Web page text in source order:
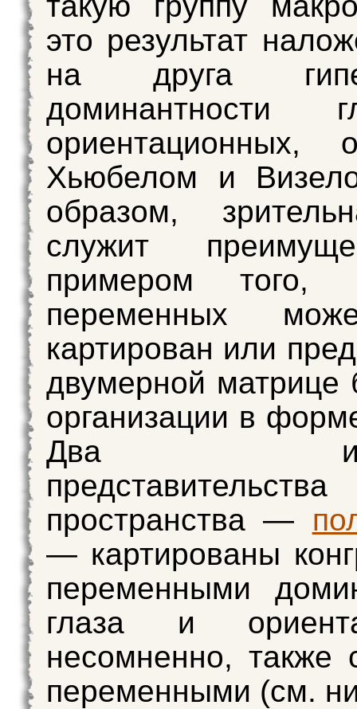
это результат
на друга
доминантности
ориентационных,
Хьюбелом и
образом,
служит
примером того,
переменных
картирован или
двумерной матрице
организации в
Два
представительства
пространства —
— картированы
переменными
глаза и
несомненно, также
переменными (см.